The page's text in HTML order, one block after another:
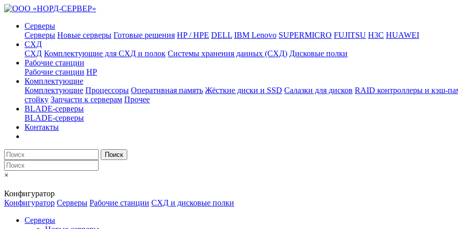
Серверы
Серверы Новые серверы Готовые решения HP / HPE DELL IBM Lenovo SUPERMICRO FUJITSU H3C HUAWEI
СХД
СХД Комплектующие для СХД и полок Системы хранения данных (СХД) Дисковые полки
Рабочие станции
Рабочие станции HP
Комплектующие
Комплектующие Процессоры Оперативная память Жёсткие диски и SSD Салазки для дисков RAID контроллеры и кэш-
стойку Запчасти к серверам Прочее
BLADE-серверы
BLADE-серверы
Контакты
Поиск
×
Конфигуратор
Конфигуратор Серверы Рабочие станции СХД и дисковые полки
Серверы